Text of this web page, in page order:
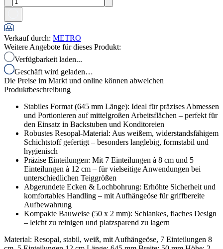
Verkauf durch: METRO
Weitere Angebote für dieses Produkt:
Verfügbarkeit laden...
Geschäft wird geladen…
Die Preise im Markt und online können abweichen
Produktbeschreibung
Stabiles Format (645 mm Länge): Ideal für präzises Abmessen
und Portionieren auf mittelgroßen Arbeitsflächen – perfekt für
den Einsatz in Backstuben und Konditoreien
Robustes Resopal-Material: Aus weißem, widerstandsfähigem
Schichtstoff gefertigt – besonders langlebig, formstabil und
hygienisch
Präzise Einteilungen: Mit 7 Einteilungen à 8 cm und 5
Einteilungen à 12 cm – für vielseitige Anwendungen bei
unterschiedlichen Teiggrößen
Abgerundete Ecken & Lochbohrung: Erhöhte Sicherheit und
komfortables Handling – mit Aufhängeöse für griffbereite
Aufbewahrung
Kompakte Bauweise (50 x 2 mm): Schlankes, flaches Design
– leicht zu reinigen und platzsparend zu lagern
Material: Resopal, stabil, weiß, mit Aufhängeöse, 7 Einteilungen 8